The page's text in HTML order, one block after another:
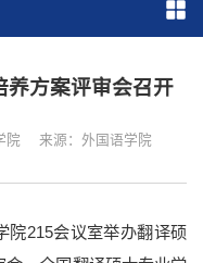
史沿革
长大标识
养方案评审会召开
院 来源：外国语学院
院215会议室举办翻译硕